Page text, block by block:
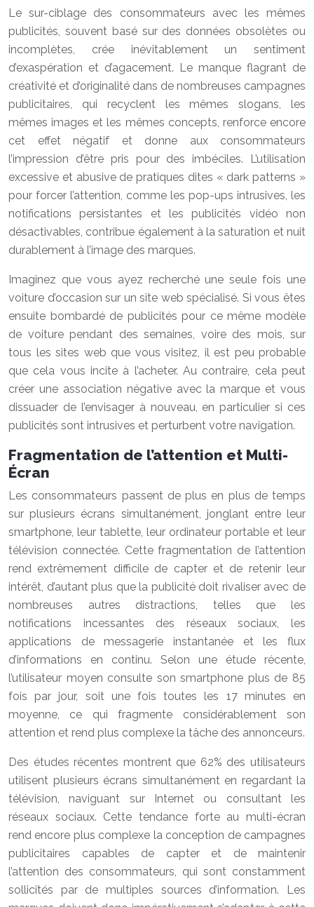
Le sur-ciblage des consommateurs avec les mêmes
publicités, souvent basé sur des données obsolètes ou
incomplètes, crée inévitablement un sentiment
d’exaspération et d’agacement. Le manque flagrant de
créativité et d’originalité dans de nombreuses campagnes
publicitaires, qui recyclent les mêmes slogans, les
mêmes images et les mêmes concepts, renforce encore
cet effet négatif et donne aux consommateurs
l’impression d’être pris pour des imbéciles. L’utilisation
excessive et abusive de pratiques dites « dark patterns »
pour forcer l’attention, comme les pop-ups intrusives, les
notifications persistantes et les publicités vidéo non
désactivables, contribue également à la saturation et nuit
durablement à l’image des marques.
Imaginez que vous ayez recherché une seule fois une
voiture d’occasion sur un site web spécialisé. Si vous êtes
ensuite bombardé de publicités pour ce même modèle
de voiture pendant des semaines, voire des mois, sur
tous les sites web que vous visitez, il est peu probable
que cela vous incite à l’acheter. Au contraire, cela peut
créer une association négative avec la marque et vous
dissuader de l’envisager à nouveau, en particulier si ces
publicités sont intrusives et perturbent votre navigation.
Fragmentation de l’attention et Multi-
Écran
Les consommateurs passent de plus en plus de temps
sur plusieurs écrans simultanément, jonglant entre leur
smartphone, leur tablette, leur ordinateur portable et leur
télévision connectée. Cette fragmentation de l’attention
rend extrêmement difficile de capter et de retenir leur
intérêt, d’autant plus que la publicité doit rivaliser avec de
nombreuses autres distractions, telles que les
notifications incessantes des réseaux sociaux, les
applications de messagerie instantanée et les flux
d’informations en continu. Selon une étude récente,
l’utilisateur moyen consulte son smartphone plus de 85
fois par jour, soit une fois toutes les 17 minutes en
moyenne, ce qui fragmente considérablement son
attention et rend plus complexe la tâche des annonceurs.
Des études récentes montrent que 62% des utilisateurs
utilisent plusieurs écrans simultanément en regardant la
télévision, naviguant sur Internet ou consultant les
réseaux sociaux. Cette tendance forte au multi-écran
rend encore plus complexe la conception de campagnes
publicitaires capables de capter et de maintenir
l’attention des consommateurs, qui sont constamment
sollicités par de multiples sources d’information. Les